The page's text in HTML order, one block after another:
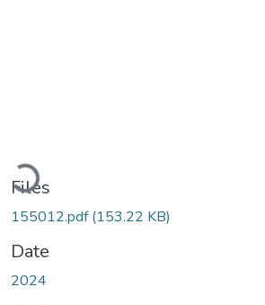
Files
155012.pdf(153.22 KB)
Date
2024